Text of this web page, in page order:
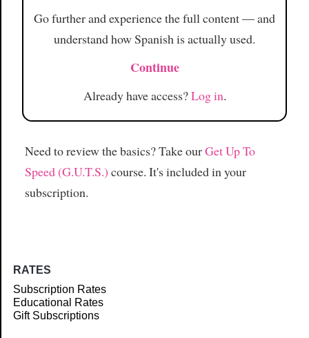
Go further and experience the full content — and
understand how Spanish is actually used.
Continue
Already have access?Log in.
Need to review the basics? Take ourGet Up To
Speed (G.U.T.S.) course. It's included in your
subscription.
RATES
Subscription Rates
Educational Rates
Gift Subscriptions